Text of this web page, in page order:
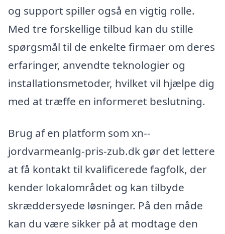
og support spiller også en vigtig rolle.
Med tre forskellige tilbud kan du stille
spørgsmål til de enkelte firmaer om deres
erfaringer, anvendte teknologier og
installationsmetoder, hvilket vil hjælpe dig
med at træffe en informeret beslutning.
Brug af en platform som xn--
jordvarmeanlg-pris-zub.dk gør det lettere
at få kontakt til kvalificerede fagfolk, der
kender lokalområdet og kan tilbyde
skræddersyede løsninger. På den måde
kan du være sikker på at modtage den